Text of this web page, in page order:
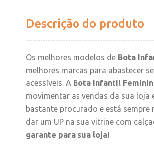
Descrição do produto
Os melhores modelos de Bota
melhores marcas para abastecer
acessíveis. A Bota Infantil
movimentar as vendas da sua
bastante procurado e está
dar um UP na sua vitrine com
garante para sua loja!